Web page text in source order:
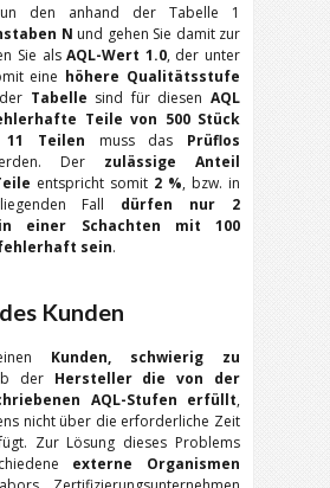
den anhand der Tabelle 1
N und gehen Sie damit zur
Sie alsAQL-Wert 1.0, der unter
eine höhere Qualitätsstufe
Tabelle sind für diesenAQL
Teile von 500 Stück
11 Teilen muss das Prüflos
Der zulässige Anteil
entspricht somit 2 %, bzw. in
Fall dürfen nur 2
in einer Schachten mit 100
sein.
Kunden
Kunden, schwierig zu
der Hersteller die von der
AQL-Stufen erfüllt,
nicht über die erforderliche Zeit
Zur Lösung dieses Problems
externe Organismen